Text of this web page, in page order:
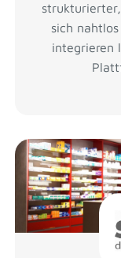
sich
integrieren